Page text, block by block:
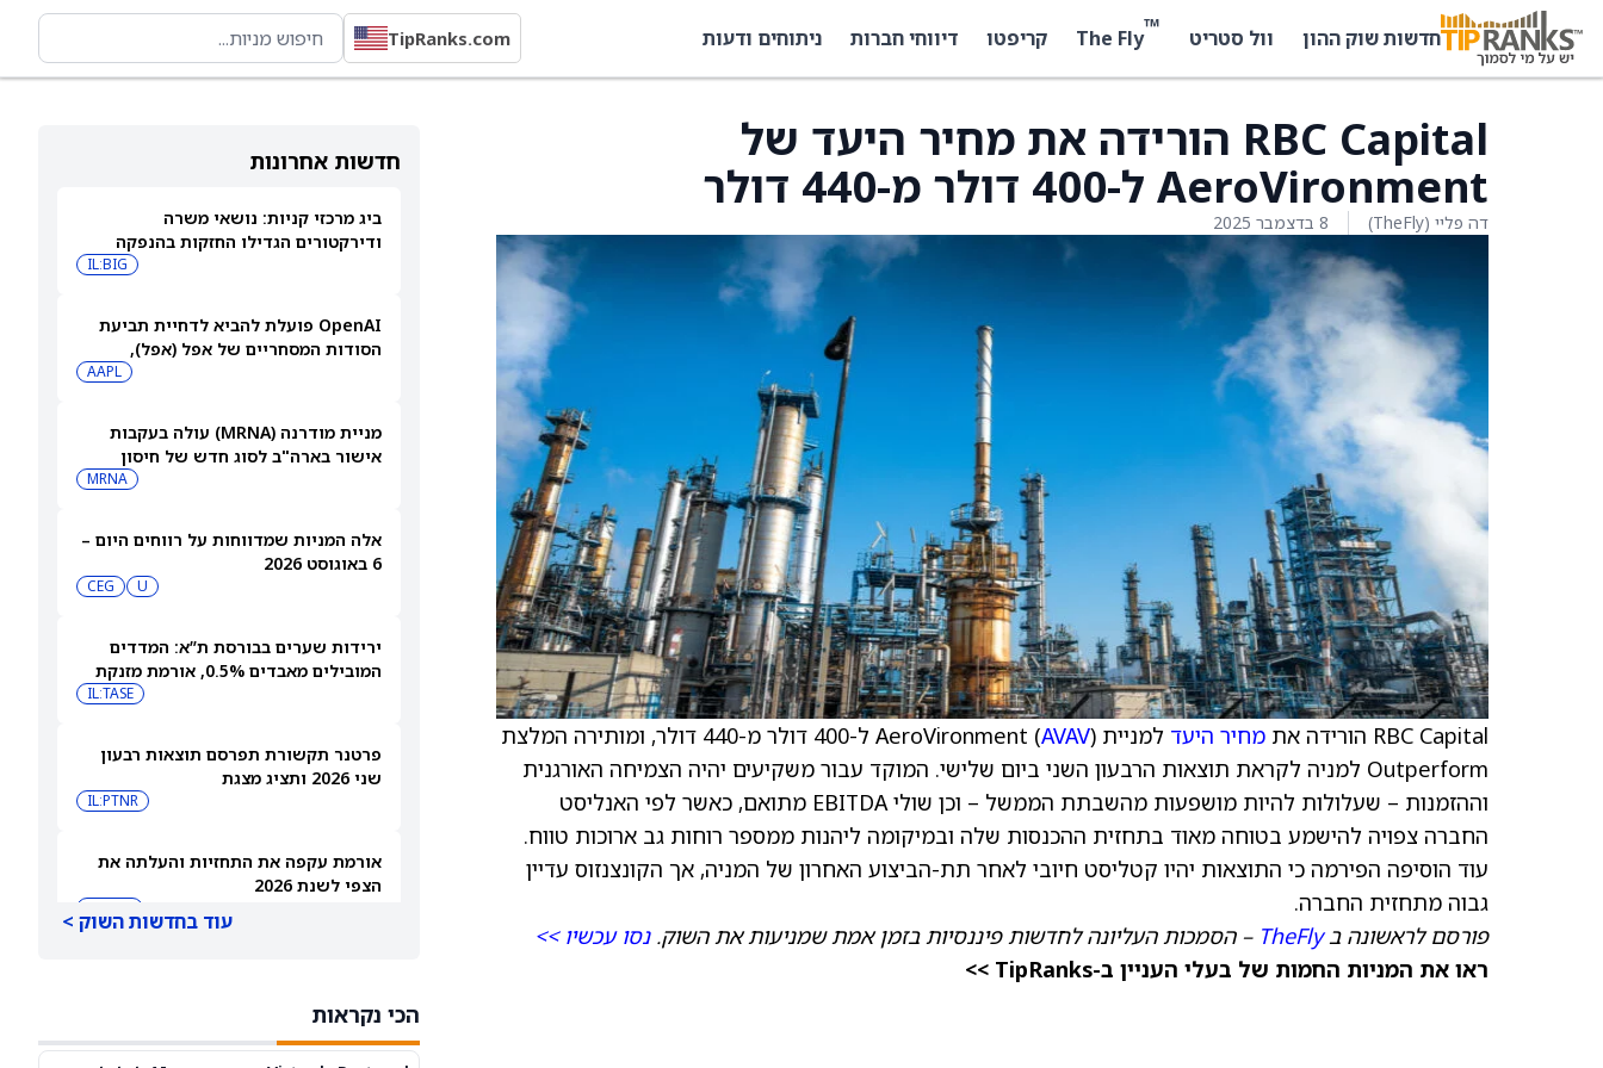
חדשות שוק ההון וול סטריט ™
The Fly קריפטו דיווחי חברות ניתוחים ודעות TipRanks.com
חדשות אחרונות
ביג מרכזי קניות: נושאי משרה
ודירקטורים הגדילו החזקות בהנפקה
IL:BIG
OpenAI פועלת להביא לדחיית תביעת
הסודות המסחריים של אפל (אפל),
שאותה כינתה "רשלנית, אגרסיבית AAPL
מניית מודרנה (MRNA) עולה בעקבות
אישור בארה"ב לסוג חדש של חיסון
MRNA
אלה המניות שמדווחות על רווחים היום –
6 באוגוסט 2026
U
CEG
ירידות שערים בבורסת ת”א: המדדים
המובילים מאבדים 0.5%, אורמת מזנקת
IL:TASE
פרטנר תקשורת תפרסם תוצאות רבעון
שני 2026 ותציג מצגת
IL:PTNR
אורמת עקפה את התחזיות והעלתה את
הצפי לשנת 2026
63%
עוד בחדשות השוק >
הכי נקראות
RBC Capital הורידה את מחיר היעד של
AeroVironment ל-400 דולר מ-440 דולר
דה פליי (TheFly) 8 בדצמבר 2025
RBC Capital הורידה את מחיר היעד למניית AeroVironment ( AVAV
) ל-400 דולר מ-440 דולר, ומותירה המלצת
Outperform למניה לקראת תוצאות הרבעון השני ביום שלישי. המוקד עבור משקיעים יהיה הצמיחה האורגנית
וההזמנות – שעלולות להיות מושפעות מהשבתת הממשל – וכן שולי EBITDA מתואם, כאשר לפי האנליסט
החברה צפויה להישמע בטוחה מאוד בתחזית ההכנסות שלה ובמיקומה ליהנות ממספר רוחות גב ארוכות טווח.
עוד הוסיפה הפירמה כי התוצאות יהיו קטליסט חיובי לאחר תת-הביצוע האחרון של המניה, אך הקונצנזוס עדיין
גבוה מתחזית החברה.
פורסם לראשונה בTheFly – הסמכות העליונה לחדשות פיננסיות בזמן אמת שמניעות את השוק.נסו עכשיו >>
ראו את המניות החמות של בעלי העניין ב-TipRanks >>